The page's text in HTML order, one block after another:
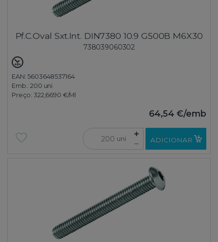
Pf.C.Oval Sxt.Int. DIN7380 10.9 G500B M6X30
738039060302
EAN: 5603648537164
Emb.:200 uni
Preço: 322,6690 €/Ml
64,54 €/emb
uni ADICIONAR